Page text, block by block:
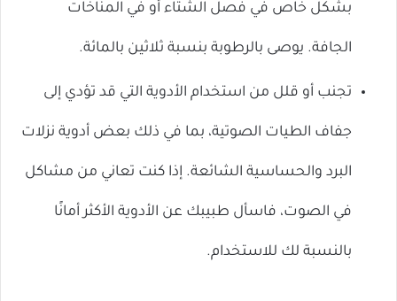
بشكل خاص في فصل الشتاء أو في المناخات
الجافة. يوصى بالرطوبة بنسبة ثلاثين بالمائة.
تجنب أو قلل من استخدام الأدوية التي قد تؤدي إلى
جفاف الطيات الصوتية، بما في ذلك بعض أدوية نزلات
البرد والحساسية الشائعة. إذا كنت تعاني من مشاكل
في الصوت، فاسأل طبيبك عن الأدوية الأكثر أمانًا
بالنسبة لك للاستخدام.